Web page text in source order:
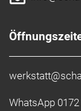
WhatsApp